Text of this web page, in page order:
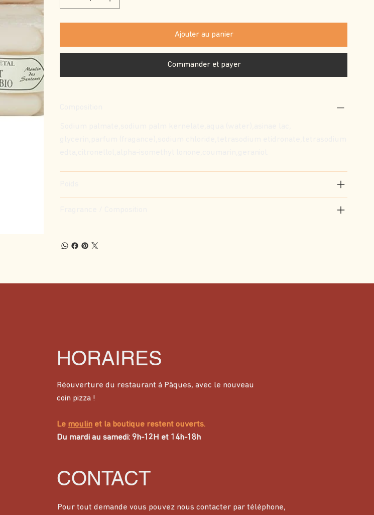
Ajouter au panier
Commander et payer
HORAIRES
Réouverture du restaurant à Pâques, avec le nouveau
coin pizza !
Le moulin et la boutique restent ouverts.
Du mardi au samedi: 9h-12H et 14h-18h
CONTACT
Pour tout demande vous pouvez nous contacter par téléphone,